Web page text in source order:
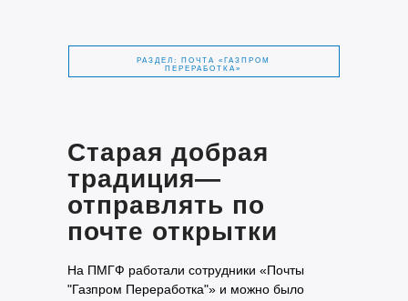
Старая добрая
традиция—
отправлять по
почте открытки
На ПМГФ работали сотрудники «Почты
"Газпром Переработка"» и можно было
РАЗДЕЛ: ПОЧТА «ГАЗПРОМ
ПЕРЕРАБОТКА»